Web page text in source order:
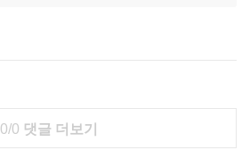
0/0 댓글 더보기